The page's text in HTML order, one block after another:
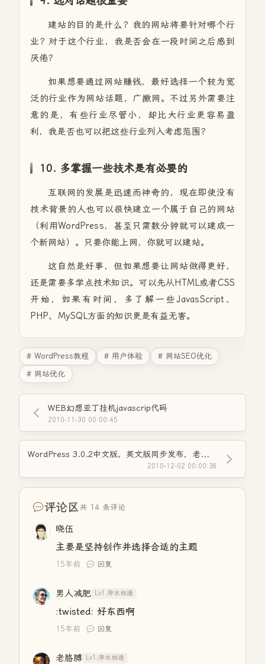
建站的目的是什么？我的网站将要针对哪个行
业？对于这个行业，我是否会在一段时间之后感到
厌倦？
如果想要通过网站赚钱，最好选择一个较为宽
泛的行业作为网站话题，广撒网。不过另外需要注
意的是，有些行业尽管小，却比大行业更容易盈
利，我是否也可以把这些行业列入考虑范围？
10. 多掌握一些技术是有必要的
互联网的发展是迅速而神奇的，现在即使没有
技术背景的人也可以很快建立一个属于自己的网站
（利用WordPress，甚至只需数分钟就可以建成一
个新网站）。只要你能上网，你就可以建站。
这自然是好事，但如果想要让网站做得更好，
还是需要多学点技术知识。可以先从HTML或者CSS
开始，如果有时间，多了解一些JavasScript、
PHP、MySQL方面的知识更是有益无害。
# WordPress教程 # 用户体验
# 网站SEO优化
# 网站优化
WEB幻想亚丁挂机javascrip代码
2010-11-30 00:00:45
WordPress 3.0.2中文版、英文版同步发布，老张博客建议升级
2010-12-02 00:00:38
评论区共 14 条评论
晓伍
主要是坚持创作并选择合适的主题
15年前 回复
男人减肥 Lv1.萍水相逢
:twisted: 好东西啊
15年前 回复
老胳膊 Lv1.萍水相逢